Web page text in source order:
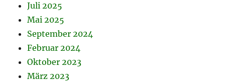
Juli 2025
Mai 2025
September 2024
Februar 2024
Oktober 2023
März 2023